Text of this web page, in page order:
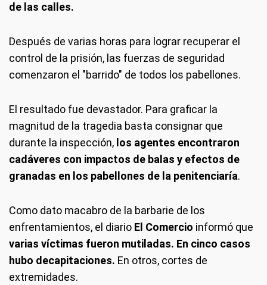
de las calles.
Después de varias horas para lograr recuperar el
control de la prisión, las fuerzas de seguridad
comenzaron el "barrido" de todos los pabellones.
El resultado fue devastador. Para graficar la
magnitud de la tragedia basta consignar que
durante la inspección, los agentes encontraron
cadáveres con impactos de balas y efectos de
granadas en los pabellones de la penitenciaría.
Como dato macabro de la barbarie de los
enfrentamientos, el diario El Comercio informó que
varias víctimas fueron mutiladas. En cinco casos
hubo decapitaciones. En otros, cortes de
extremidades.